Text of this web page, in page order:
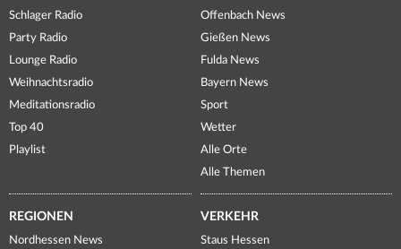
Schlager Radio
Party Radio
Lounge Radio
Weihnachtsradio
Meditationsradio
Top 40
Playlist
Offenbach News
Gießen News
Fulda News
Bayern News
Sport
Wetter
Alle Orte
Alle Themen
REGIONEN
Nordhessen News
VERKEHR
Staus Hessen